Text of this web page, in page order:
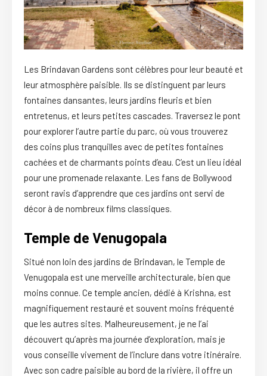
Les Brindavan Gardens sont célèbres pour leur beauté et
leur atmosphère paisible. Ils se distinguent par leurs
fontaines dansantes, leurs jardins fleuris et bien
entretenus, et leurs petites cascades. Traversez le pont
pour explorer l’autre partie du parc, où vous trouverez
des coins plus tranquilles avec de petites fontaines
cachées et de charmants points d’eau. C’est un lieu idéal
pour une promenade relaxante. Les fans de Bollywood
seront ravis d’apprendre que ces jardins ont servi de
décor à de nombreux films classiques.
Temple de Venugopala
Situé non loin des jardins de Brindavan, le Temple de
Venugopala est une merveille architecturale, bien que
moins connue. Ce temple ancien, dédié à Krishna, est
magnifiquement restauré et souvent moins fréquenté
que les autres sites. Malheureusement, je ne l’ai
découvert qu’après ma journée d’exploration, mais je
vous conseille vivement de l’inclure dans votre itinéraire.
Avec son cadre paisible au bord de la rivière, il offre un